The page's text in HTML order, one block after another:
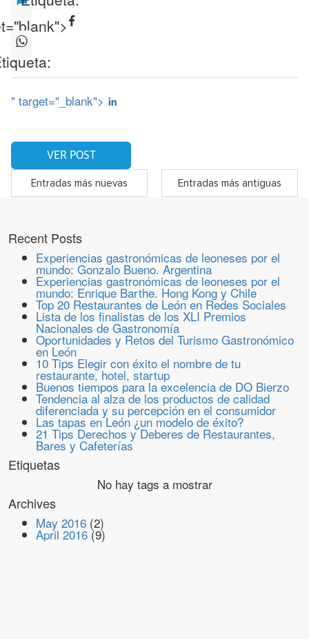
" target="_blank">
VER POST
Entradas más nuevas Entradas más antiguas
Recent Posts
Experiencias gastronómicas de leoneses por el
mundo: Gonzalo Bueno. Argentina
Experiencias gastronómicas de leoneses por el
mundo: Enrique Barthe. Hong Kong y Chile
Top 20 Restaurantes de León en Redes Sociales
Lista de los finalistas de los XLI Premios
Nacionales de Gastronomía
Oportunidades y Retos del Turismo Gastronómico
en León
10 Tips Elegir con éxito el nombre de tu
restaurante, hotel, startup
Buenos tiempos para la excelencia de DO Bierzo
Tendencia al alza de los productos de calidad
diferenciada y su percepción en el consumidor
Las tapas en León ¿un modelo de éxito?
21 Tips Derechos y Deberes de Restaurantes,
Bares y Cafeterías
Etiquetas
No hay tags a mostrar
Archives
May 2016 (2)
April 2016 (9)